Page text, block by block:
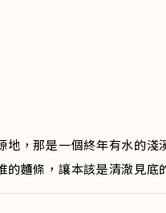
，那是一個終年有水的
麵條，讓本該是清澈見底